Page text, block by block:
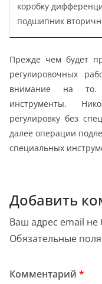
коробку
подшипник
Прежде чем будет
регулировочных
внимание на то.
инструменты.
регулировку без
далее операции
специальных
Добавить
Ваш адрес email не
Обязательные
Комментарий *